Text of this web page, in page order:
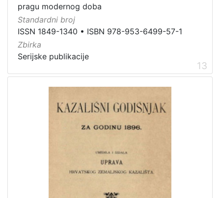
pragu modernog doba
Standardni broj
ISSN 1849-1340 • ISBN 978-953-6499-57-1
Zbirka
Serijske publikacije
13